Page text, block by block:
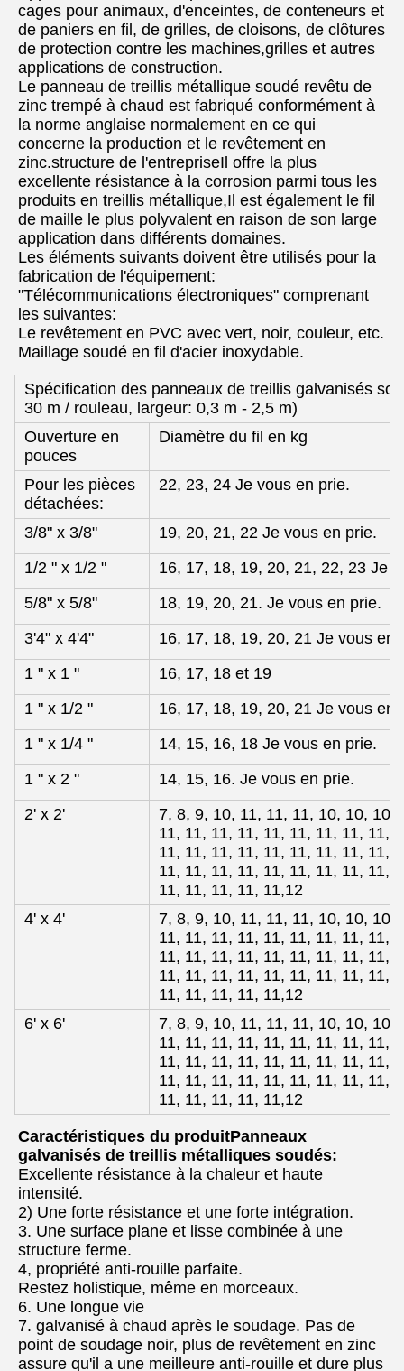
cages pour animaux, d'enceintes, de conteneurs et
de paniers en fil, de grilles, de cloisons, de clôtures
de protection contre les machines,grilles et autres
applications de construction.
Le panneau de treillis métallique soudé revêtu de
zinc trempé à chaud est fabriqué conformément à
la norme anglaise normalement en ce qui
concerne la production et le revêtement en
zinc.structure de l'entrepriseIl offre la plus
excellente résistance à la corrosion parmi tous les
produits en treillis métallique,Il est également le fil
de maille le plus polyvalent en raison de son large
application dans différents domaines.
Les éléments suivants doivent être utilisés pour la
fabrication de l'équipement:
"Télécommunications électroniques" comprenant
les suivantes:
Le revêtement en PVC avec vert, noir, couleur, etc.
Maillage soudé en fil d'acier inoxydable.
Spécification des panneaux de treillis galvanisés
30 m / rouleau, largeur: 0,3 m - 2,5 m)
Ouverture en
pouces
Diamètre du fil en kg
Pour les pièces
détachées:
22, 23, 24 Je vous en prie.
3/8" x 3/8"
19, 20, 21, 22 Je vous en prie.
1/2 " x 1/2 "
16, 17, 18, 19, 20, 21, 22, 23 Je
5/8" x 5/8"
18, 19, 20, 21. Je vous en prie.
3'4" x 4'4"
16, 17, 18, 19, 20, 21 Je vous en
1 " x 1 "
16, 17, 18 et 19
1 " x 1/2 "
16, 17, 18, 19, 20, 21 Je vous en
1 " x 1/4 "
14, 15, 16, 18 Je vous en prie.
1 " x 2 "
14, 15, 16. Je vous en prie.
2' x 2'
7, 8, 9, 10, 11, 11, 11, 10, 10, 10,
11, 11, 11, 11, 11, 11, 11, 11, 11,
11, 11, 11, 11, 11, 11, 11, 11, 11,
11, 11, 11, 11, 11, 11, 11, 11, 11,
11, 11, 11, 11, 11,12
4' x 4'
7, 8, 9, 10, 11, 11, 11, 10, 10, 10,
11, 11, 11, 11, 11, 11, 11, 11, 11,
11, 11, 11, 11, 11, 11, 11, 11, 11,
11, 11, 11, 11, 11, 11, 11, 11, 11,
11, 11, 11, 11, 11,12
6' x 6'
7, 8, 9, 10, 11, 11, 11, 10, 10, 10,
11, 11, 11, 11, 11, 11, 11, 11, 11,
11, 11, 11, 11, 11, 11, 11, 11, 11,
11, 11, 11, 11, 11, 11, 11, 11, 11,
11, 11, 11, 11, 11,12
Caractéristiques du produitPanneaux
galvanisés de treillis métalliques soudés:
Excellente résistance à la chaleur et haute
intensité.
2) Une forte résistance et une forte intégration.
3. Une surface plane et lisse combinée à une
structure ferme.
4, propriété anti-rouille parfaite.
Restez holistique, même en morceaux.
6. Une longue vie
7. galvanisé à chaud après le soudage. Pas de
point de soudage noir, plus de revêtement en zinc
assure qu'il a une meilleure anti-rouille et dure plus